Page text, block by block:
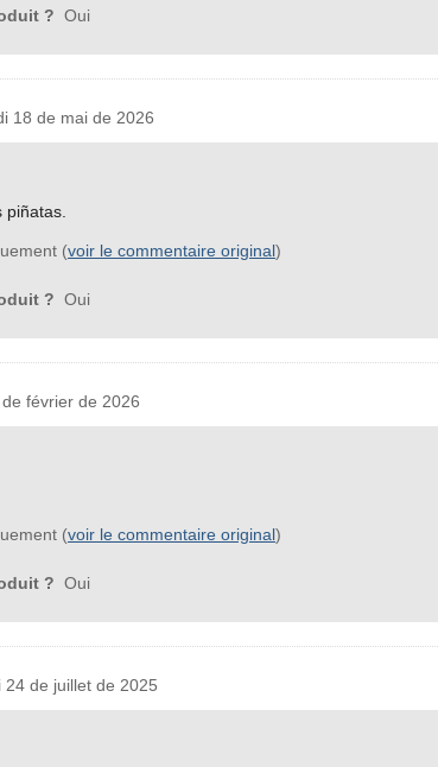
? Oui
de mai de 2026
(voir le commentaire original)
? Oui
février de 2026
(voir le commentaire original)
? Oui
de juillet de 2025